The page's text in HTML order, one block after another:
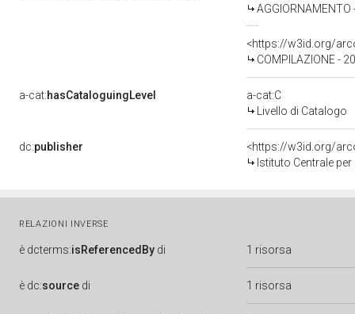
<https://w3id.org/
COMPILAZIONE -
a-cat:hasCataloguingLevel
a-cat:C
Livello di Catalogo
dc:publisher
<https://w3id.org/
Istituto Centrale
RELAZIONI INVERSE
è dcterms:isReferencedBy di 1 risorsa
è dc:source di 1 risorsa